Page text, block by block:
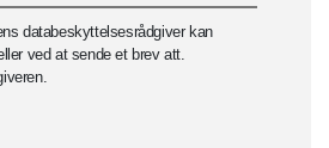
databeskyttelsesrådgiver kan
ved at sende et brev att.